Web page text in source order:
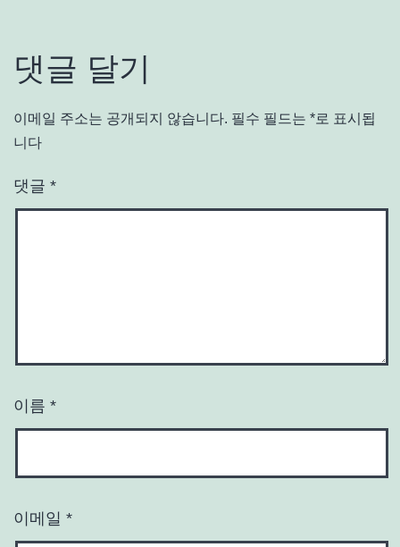
댓글 달기
이메일 주소는 공개되지 않습니다. 필수 필드는 *로 표시됩
니다
댓글 *
이름 *
이메일 *